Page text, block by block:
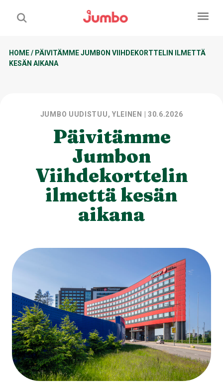
HOME/ PÄIVITÄMME JUMBON VIIHDEKORTTELIN ILMETTÄ
KESÄN AIKANA
JUMBO UUDISTUU, YLEINEN | 30.6.2026
Päivitämme
Jumbon
Viihdekorttelin
ilmettä kesän
aikana